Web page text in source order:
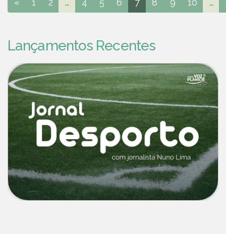
« 1 2 ... 4 5 6 7 8 9 10 ...
Lançamentos Recentes